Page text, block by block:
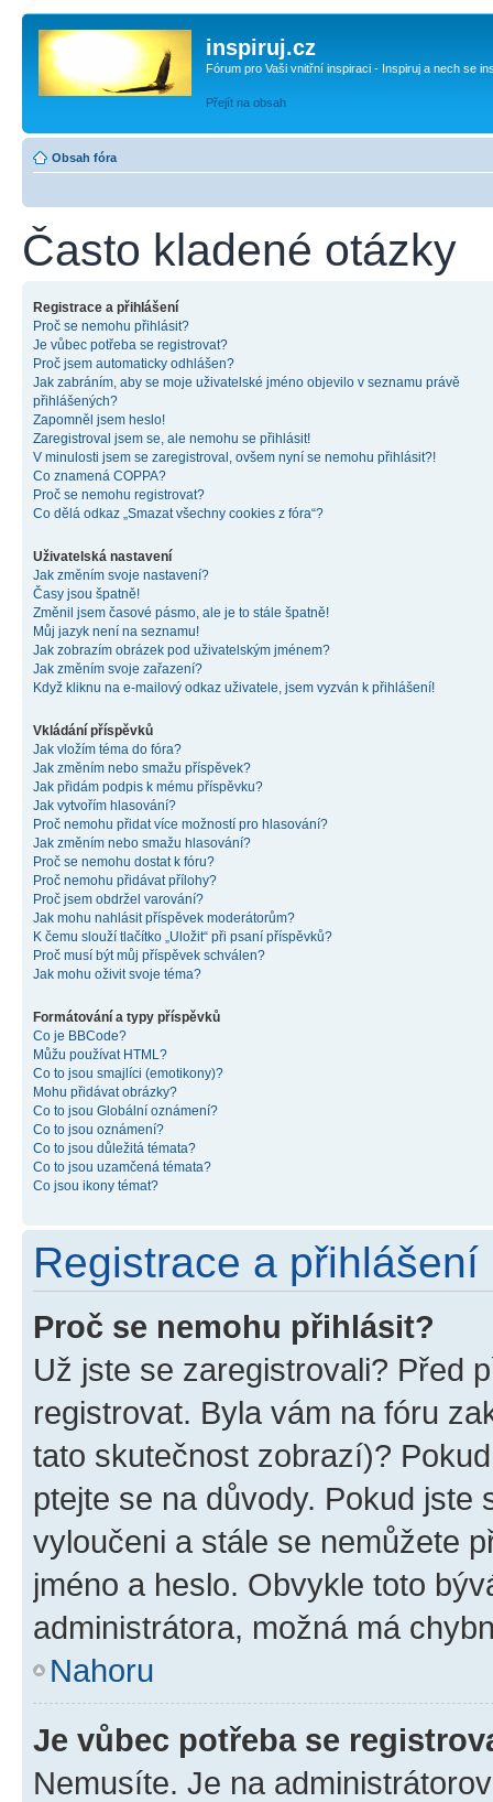
inspiruj.cz
Fórum pro Vaši vnitřní inspiraci - Inspiruj a nech se
Přejít na obsah
Obsah fóra
Často kladené otázky
Registrace a přihlášení
Proč se nemohu přihlásit?
Je vůbec potřeba se registrovat?
Proč jsem automaticky odhlášen?
Jak zabráním, aby se moje uživatelské jméno objevilo v seznamu právě
přihlášených?
Zapomněl jsem heslo!
Zaregistroval jsem se, ale nemohu se přihlásit!
V minulosti jsem se zaregistroval, ovšem nyní se nemohu přihlásit?!
Co znamená COPPA?
Proč se nemohu registrovat?
Co dělá odkaz „Smazat všechny cookies z fóra“?
Uživatelská nastavení
Jak změním svoje nastavení?
Časy jsou špatně!
Změnil jsem časové pásmo, ale je to stále špatně!
Můj jazyk není na seznamu!
Jak zobrazím obrázek pod uživatelským jménem?
Jak změním svoje zařazení?
Když kliknu na e-mailový odkaz uživatele, jsem vyzván k přihlášení!
Vkládání příspěvků
Jak vložím téma do fóra?
Jak změním nebo smažu příspěvek?
Jak přidám podpis k mému příspěvku?
Jak vytvořím hlasování?
Proč nemohu přidat více možností pro hlasování?
Jak změním nebo smažu hlasování?
Proč se nemohu dostat k fóru?
Proč nemohu přidávat přílohy?
Proč jsem obdržel varování?
Jak mohu nahlásit příspěvek moderátorům?
K čemu slouží tlačítko „Uložit“ při psaní příspěvků?
Proč musí být můj příspěvek schválen?
Jak mohu oživit svoje téma?
Formátování a typy příspěvků
Co je BBCode?
Můžu používat HTML?
Co to jsou smajlíci (emotikony)?
Mohu přidávat obrázky?
Co to jsou Globální oznámení?
Co to jsou oznámení?
Co to jsou důležitá témata?
Co to jsou uzamčená témata?
Co jsou ikony témat?
Registrace a přihlášení
Proč se nemohu přihlásit?
Už jste se zaregistrovali? Před
registrovat. Byla vám na fóru
tato skutečnost zobrazí)?
ptejte se na důvody. Pokud jste
vyloučeni a stále se nemůžete
jméno a heslo. Obvykle toto
administrátora, možná má
Nahoru
Je vůbec potřeba se
Nemusíte. Je na